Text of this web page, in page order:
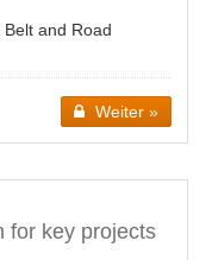
and Road
Weiter »
for key projects